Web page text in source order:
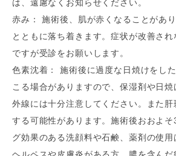
は、遠慮なくお知らせください。
赤み： 施術後、肌が赤くなることがあ
とともに落ち着きます。症状が改善さ
ですが受診をお願いします。
色素沈着： 施術後に過度な日焼けをし
こる場合がありますので、保湿剤や日
外線には十分注意してください。また
する可能性があります。施術後おおよ
グ効果のある洗顔料や石鹸、薬剤の使用